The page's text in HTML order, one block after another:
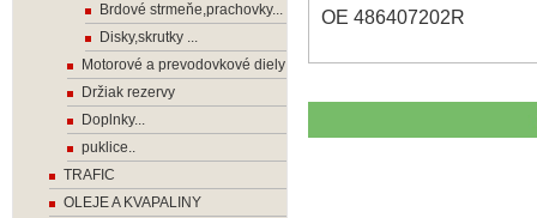
OE 486407202R
Brdové strmeňe,prachovky...
Disky,skrutky ...
Motorové a prevodovkové diely
Držiak rezervy
Doplnky...
puklice..
TRAFIC
OLEJE A KVAPALINY